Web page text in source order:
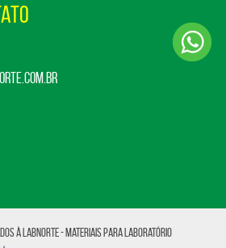
À Labnorte - Materiais para Laboratório